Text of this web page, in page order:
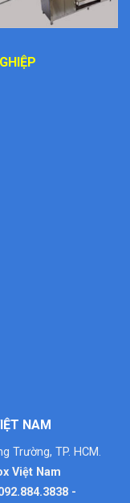
NAM
Trường, TP. HCM.
Việt Nam
-